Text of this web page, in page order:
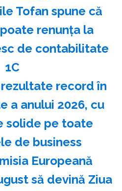
Tofan spune că
renunţa la
de contabilitate
1C
record în
a anului 2026, cu
solide pe toate
de business
Europeană
să devină Ziua